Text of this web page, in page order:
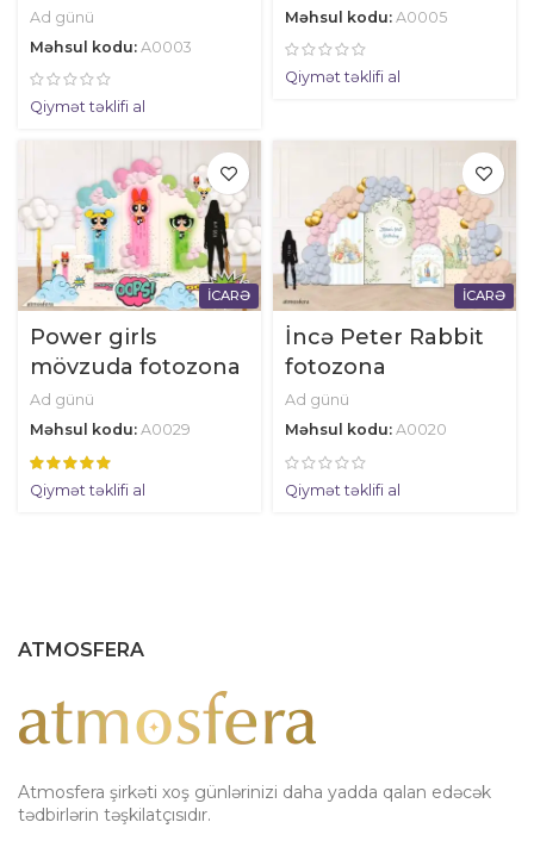
Ad günü
Məhsul kodu: A0003
Qiymət təklifi al
Məhsul kodu: A0005
Qiymət təklifi al
İCARƏ
Power girls
mövzuda fotozona
Ad günü
Məhsul kodu: A0029
Qiymət təklifi al
İCARƏ
İncə Peter Rabbit
fotozona
Ad günü
Məhsul kodu: A0020
Qiymət təklifi al
ATMOSFERA
Atmosfera şirkəti xoş günlərinizi daha yadda qalan edəcək
tədbirlərin təşkilatçısıdır.